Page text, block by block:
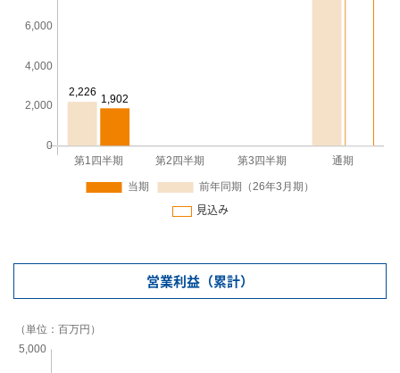
見込み
営業利益（累計）